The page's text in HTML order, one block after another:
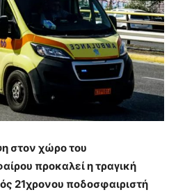
στον χώρο του
προκαλεί η τραγική
21χρονου ποδοσφαιριστή